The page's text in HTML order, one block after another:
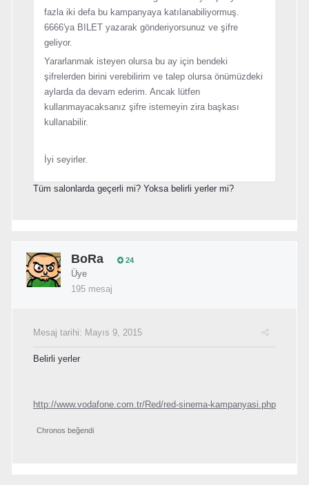
fazla iki defa bu kampanyaya katılanabiliyormuş.
6666'ya BILET yazarak gönderiyorsunuz ve şifre
geliyor.
Yararlanmak isteyen olursa bu ay için bendeki
şifrelerden birini verebilirim ve talep olursa önümüzdeki
aylarda da devam ederim. Ancak lütfen
kullanmayacaksanız şifre istemeyin zira başkası
kullanabilir.
İyi seyirler.
Tüm salonlarda geçerli mi? Yoksa belirli yerler mi?
BoRa 24
Üye
195 mesaj
Mesaj tarihi: Mayıs 9, 2015
Belirli yerler
http://www.vodafone.com.tr/Red/red-sinema-kampanyasi.php
Chronos beğendi